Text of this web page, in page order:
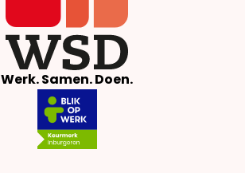
Werk. Samen. Doen.